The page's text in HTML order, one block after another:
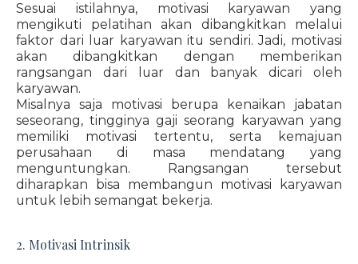
Sesuai istilahnya, motivasi karyawan yang
mengikuti pelatihan akan dibangkitkan melalui
faktor dari luar karyawan itu sendiri. Jadi, motivasi
akan dibangkitkan dengan memberikan
rangsangan dari luar dan banyak dicari oleh
karyawan.
Misalnya saja motivasi berupa kenaikan jabatan
seseorang, tingginya gaji seorang karyawan yang
memiliki motivasi tertentu, serta kemajuan
perusahaan di masa mendatang yang
menguntungkan. Rangsangan tersebut
diharapkan bisa membangun motivasi karyawan
untuk lebih semangat bekerja.
2. Motivasi Intrinsik